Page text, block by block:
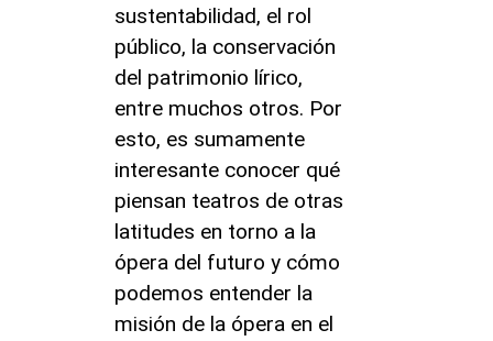
sustentabilidad, el rol
público, la conservación
del patrimonio lírico,
entre muchos otros. Por
esto, es sumamente
interesante conocer qué
piensan teatros de otras
latitudes en torno a la
ópera del futuro y cómo
podemos entender la
misión de la ópera en el